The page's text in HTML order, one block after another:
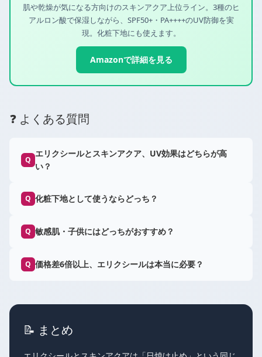
肌や乾燥が気になる方向けのスキンアクア上位ライン。3種のヒ
アルロン酸で保湿しながら、SPF50+・PA++++のUV防御を実
現。化粧下地にも使えます。
Amazonで詳細を見る
❓ よくある質問
Q
エリクシールとスキンアクア、UV効果はどちらが高
い？
Q 化粧下地として使うならどっち？
Q 敏感肌・子供にはどっちがおすすめ？
Q 価格差6倍以上、エリクシールは本当に必要？
📝 まとめ